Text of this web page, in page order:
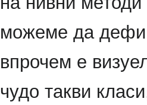
можеме да
впрочем е
чудо такви